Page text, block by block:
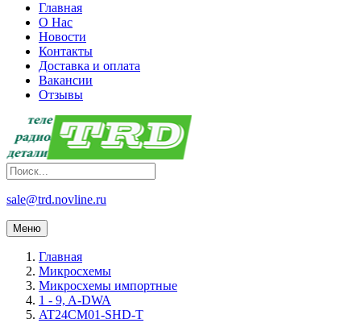
Главная
О Нас
Новости
Контакты
Доставка и оплата
Вакансии
Отзывы
sale@trd.novline.ru
Меню
Главная
Микросхемы
Микросхемы импортные
1 - 9, A-DWA
AT24CM01-SHD-T